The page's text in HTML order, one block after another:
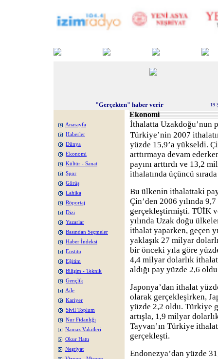
"Gerçekten" haber verir 19
Anasayfa
Haberler
Dünya
Ekonomi
Kültür - Sanat
Spor
Görüş
Lahika
Röportaj
Dizi
Yazarlar
Basından Seçmeler
Haber İndeksi
Enstitü
Eğitim
Bilişim - Teknik
Gençlik
Aile
Kariyer
Sivil Toplum
Nur Fidanlığı
Namaz Vakitleri
Okur Hattı
Neşriyat
Ekonomi
İthalatta Uzakdoğu’nun
Türkiye’nin 2007
yüzde 15,9’a yükseldi.
arttırmaya devam
payını arttırdı ve 13,2
ithalatında üçüncü
Bu ülkenin ithalattaki
Çin’den 2006 yılında
gerçekleştirmişti. TÜİK
yılında Uzak doğu
ithalat yaparken, geçen
yaklaşık 27 milyar
bir önceki yıla göre
4,4 milyar dolarlık
aldığı pay yüzde 2,6
Japonya’dan ithalat
olarak gerçekleşirken,
yüzde 2,2 oldu. Türkiye
artışla, 1,9 milyar
Tayvan’ın Türkiye
gerçekleşti.
Endonezya’dan yüzde